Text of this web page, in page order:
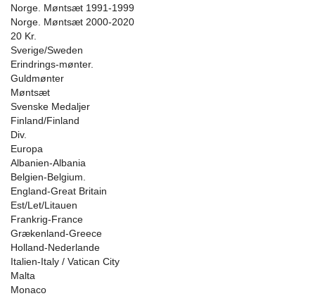
Norge. Møntsæt 1991-1999
Norge. Møntsæt 2000-2020
20 Kr.
Sverige/Sweden
Erindrings-mønter.
Guldmønter
Møntsæt
Svenske Medaljer
Finland/Finland
Div.
Europa
Albanien-Albania
Belgien-Belgium.
England-Great Britain
Est/Let/Litauen
Frankrig-France
Grækenland-Greece
Holland-Nederlande
Italien-Italy / Vatican City
Malta
Monaco